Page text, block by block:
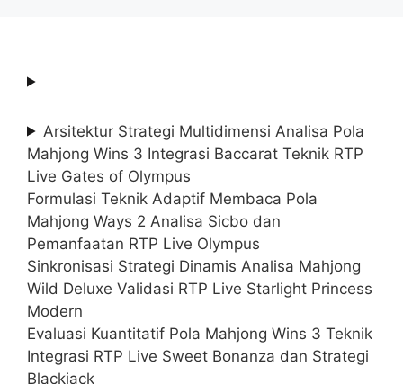
Arsitektur Strategi Multidimensi Analisa Pola
Mahjong Wins 3 Integrasi Baccarat Teknik RTP
Live Gates of Olympus
Formulasi Teknik Adaptif Membaca Pola
Mahjong Ways 2 Analisa Sicbo dan
Pemanfaatan RTP Live Olympus
Sinkronisasi Strategi Dinamis Analisa Mahjong
Wild Deluxe Validasi RTP Live Starlight Princess
Modern
Evaluasi Kuantitatif Pola Mahjong Wins 3 Teknik
Integrasi RTP Live Sweet Bonanza dan Strategi
Blackjack